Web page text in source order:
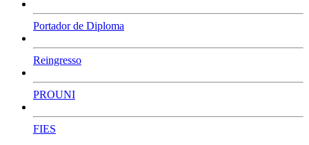
Portador de Diploma
Reingresso
PROUNI
FIES